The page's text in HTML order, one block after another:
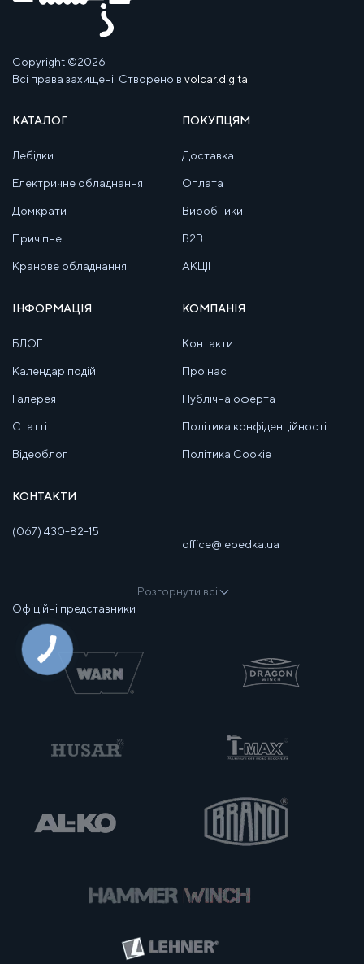
Copyright ©2026
Всі права захищені. Створено в volcar.digital
КАТАЛОГ
Лебідки
Електричне обладнання
Домкрати
Причіпне
Кранове обладнання
ПОКУПЦЯМ
Доставка
Оплата
Виробники
B2B
АКЦІЇ
ІНФОРМАЦІЯ
БЛОГ
Календар подій
Галерея
Статті
Відеоблог
КОМПАНІЯ
Контакти
Про нас
Публічна оферта
Політика конфіденційності
Політика Cookie
КОНТАКТИ
(067) 430-82-15
office@lebedka.ua
Розгорнути всі
Офіційні представники